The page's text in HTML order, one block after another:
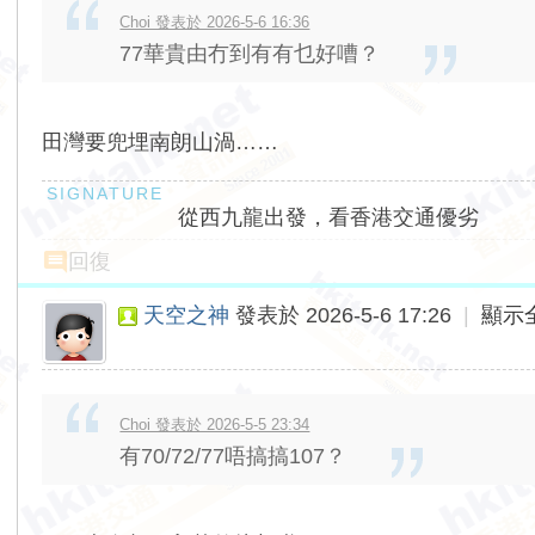
Choi 發表於 2026-5-6 16:36
77華貴由冇到有有乜好嘈？
田灣要兜埋南朗山渦……
從西九龍出發，看香港交通優劣
回復
天空之神 發表於 2026-5-6 17:26 顯示
Choi 發表於 2026-5-5 23:34
有70/72/77唔搞搞107？